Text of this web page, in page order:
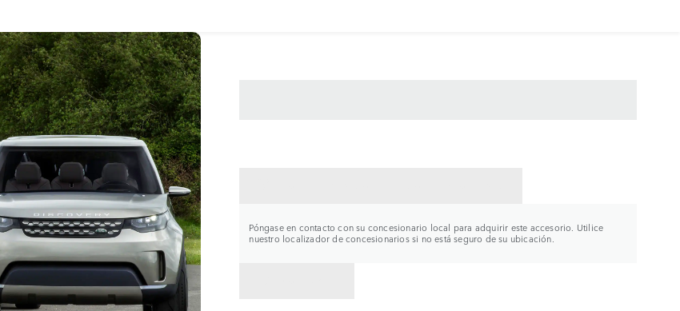
Póngase en contacto con su concesionario local para adquirir este accesorio. Utilice
nuestro localizador de concesionarios si no está seguro de su ubicación.